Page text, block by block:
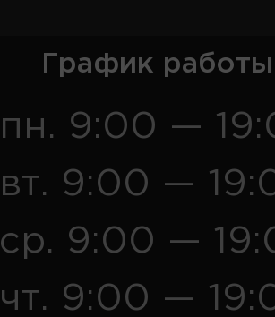
График
пн. 9:00 —
вт. 9:00 —
ср. 9:00 —
чт. 9:00 —